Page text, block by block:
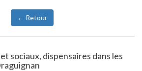
← Retour
sociaux, dispensaires dans les